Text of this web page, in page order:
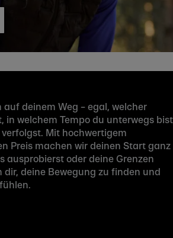
auf deinem Weg – egal, welcher
in welchem Tempo du unterwegs bist
Mit hochwertigem
Preis machen wir deinen Start ganz
ausprobierst oder deine Grenzen
dir, deine Bewegung zu finden und